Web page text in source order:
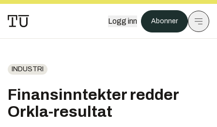
Logg inn Abonner
INDUSTRI
Finansinntekter redder
Orkla-resultat